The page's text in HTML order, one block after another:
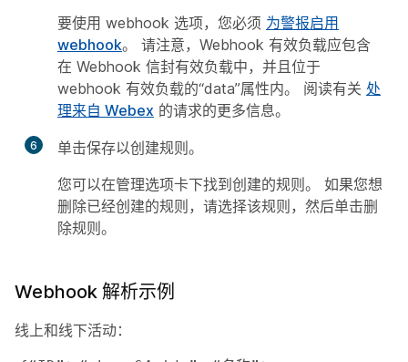
要使用 webhook 选项，您必须 为警报启用
webhook。 请注意，Webhook 有效负载应包含
在 Webhook 信封有效负载中，并且位于
webhook 有效负载的“data”属性内。 阅读有关 处
理来自 Webex 的请求的更多信息。
6 单击保存以创建规则。
您可以在管理选项卡下找到创建的规则。 如果您想
删除已经创建的规则，请选择该规则，然后单击删
除规则 。
Webhook 解析示例
线上和线下活动：